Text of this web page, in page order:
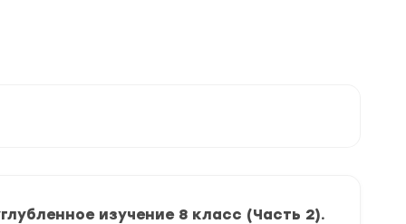
изучение 8 класс (Часть 2).